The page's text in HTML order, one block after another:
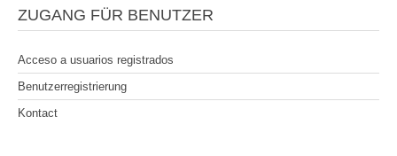
ZUGANG FÜR BENUTZER
Acceso a usuarios registrados
Benutzerregistrierung
Kontact